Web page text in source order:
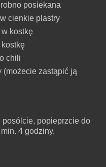
posiekana
cienkie plastry
kostkę
chili
(możecie zastąpić ją
posólcie, popieprzcie do
4 godziny.